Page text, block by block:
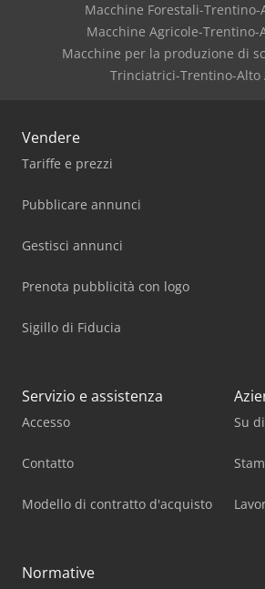
Macchine Forestali-Trentino-
Macchine Agricole-Trentino-
Macchine per la produzione di
Trinciatrici-Trentino-Alto
Vendere
Tariffe e prezzi
Pubblicare annunci
Gestisci annunci
Prenota pubblicità con logo
Sigillo di Fiducia
Servizio e assistenza
Accesso
Contatto
Modello di contratto d'acquisto
Su
Normative